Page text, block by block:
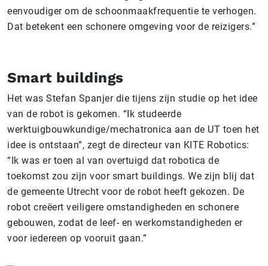
eenvoudiger om de schoonmaakfrequentie te verhogen.
Dat betekent een schonere omgeving voor de reizigers.”
Smart buildings
Het was Stefan Spanjer die tijens zijn studie op het idee
van de robot is gekomen. “Ik studeerde
werktuigbouwkundige/mechatronica aan de UT toen het
idee is ontstaan”, zegt de directeur van KITE Robotics:
“Ik was er toen al van overtuigd dat robotica de
toekomst zou zijn voor smart buildings. We zijn blij dat
de gemeente Utrecht voor de robot heeft gekozen. De
robot creëert veiligere omstandigheden en schonere
gebouwen, zodat de leef- en werkomstandigheden er
voor iedereen op vooruit gaan.”